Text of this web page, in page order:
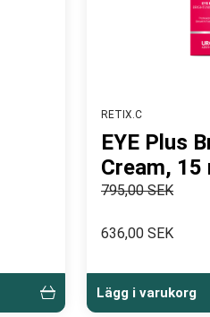
RETIX.C
EYE Plus
Cream, 15
795,00 SEK
636,00 SEK
Lägg i varukorg